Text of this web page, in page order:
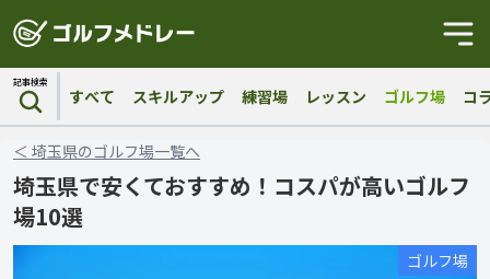
記事検索
すべて スキルアップ 練習場 レッスン ゴルフ場 コ
＜ 埼玉県の ゴルフ場一覧へ
埼玉県で安くておすすめ！コスパが高いゴルフ
場10選
ゴルフ場